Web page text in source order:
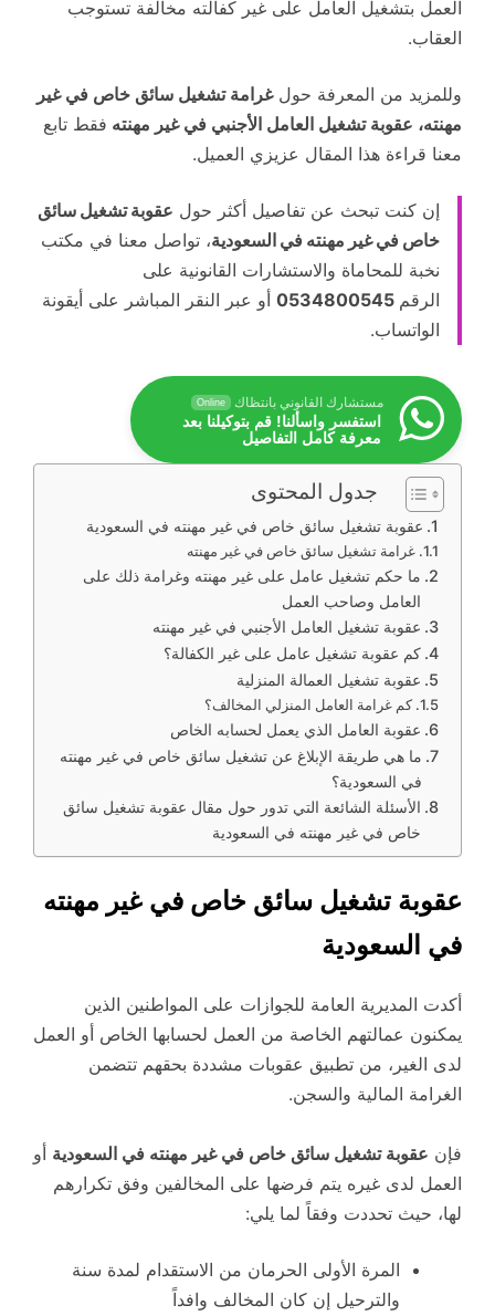
العمل بتشغيل العامل على غير كفالته مخالفة تستوجب
العقاب.
وللمزيد من المعرفة حولغرامة تشغيل سائق خاص في غير
مهنته، عقوبة تشغيل العامل الأجنبي في غير مهنته فقط تابع
معنا قراءة هذا المقال عزيزي العميل.
إن كنت تبحث عن تفاصيل أكثر حول عقوبة تشغيل سائق
خاص في غير مهنته في السعودية، تواصل معنا في مكتب
نخبة للمحاماة والاستشارات القانونية على
الرقم
أو عبر النقر المباشر على أيقونة
الواتساب.
مستشارك القانوني بانتظاك Online
استفسر واسألنا! قم بتوكيلنا بعد
معرفة كامل التفاصيل
جدول المحتوى
عقوبة تشغيل سائق خاص في غير مهنته في السعودية
غرامة تشغيل سائق خاص في غير مهنته
ما حكم تشغيل عامل على غير مهنته وغرامة ذلك على
العامل وصاحب العمل
عقوبة تشغيل العامل الأجنبي في غير مهنته
كم عقوبة تشغيل عامل على غير الكفالة؟
عقوبة تشغيل العمالة المنزلية
كم غرامة العامل المنزلي المخالف؟
عقوبة العامل الذي يعمل لحسابه الخاص
ما هي طريقة الإبلاغ عن تشغيل سائق خاص في غير مهنته
في السعودية؟
الأسئلة الشائعة التي تدور حول مقال عقوبة تشغيل سائق
خاص في غير مهنته في السعودية
عقوبة تشغيل سائق خاص في غير مهنته
في السعودية
أكدت المديرية العامة للجوازات على المواطنين الذين
يمكنون عمالتهم الخاصة من العمل لحسابها الخاص أو العمل
لدى الغير، من تطبيق عقوبات مشددة بحقهم تتضمن
الغرامة المالية والسجن.
فإن عقوبة تشغيل سائق خاص في غير مهنته في السعودية أو
العمل لدى غيره يتم فرضها على المخالفين وفق تكرارهم
لها، حيث تحددت وفقاً لما يلي:
المرة الأولى الحرمان من الاستقدام لمدة سنة
والترحيل إن كان المخالف وافداً